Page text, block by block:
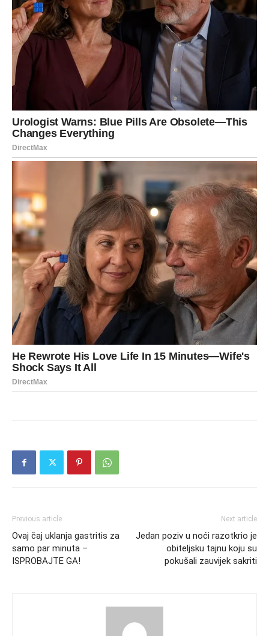
Previous article
Ovaj čaj uklanja gastritis za
samo par minuta –
ISPROBAJTE GA!
Next article
Jedan poziv u noći razotkrio je
obiteljsku tajnu koju su
pokušali zauvijek sakriti